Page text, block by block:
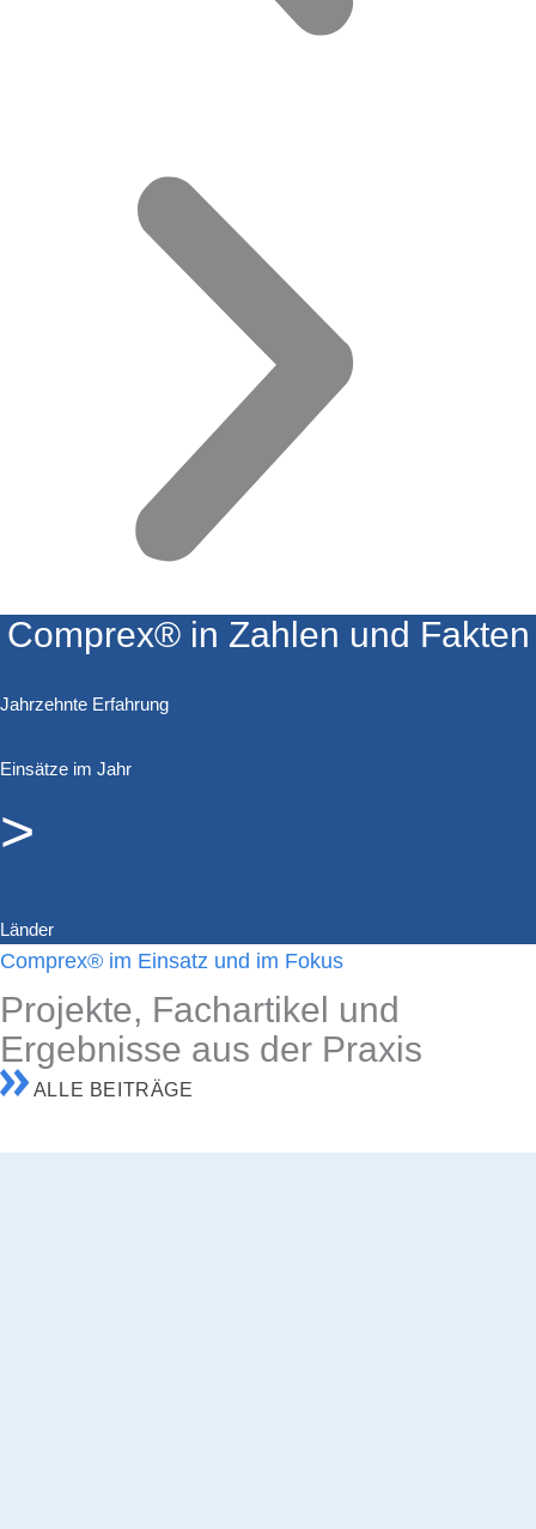
Comprex® in Zahlen und Fakten
Jahrzehnte Erfahrung
Einsätze im Jahr
>
Länder
Comprex® im Einsatz und im Fokus
Projekte, Fachartikel und
Ergebnisse aus der Praxis
ALLE BEITRÄGE